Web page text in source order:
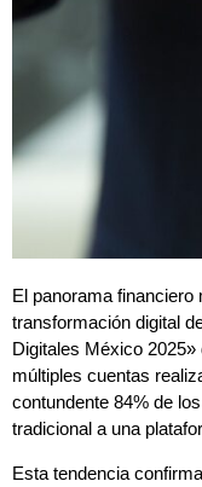
El panorama
transformación digital
Digitales México
múltiples cuentas
contundente 84% de
tradicional a una
Esta tendencia